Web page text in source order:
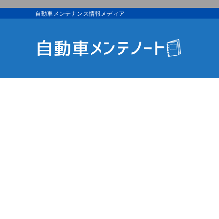
自動車メンテナンス情報メディア